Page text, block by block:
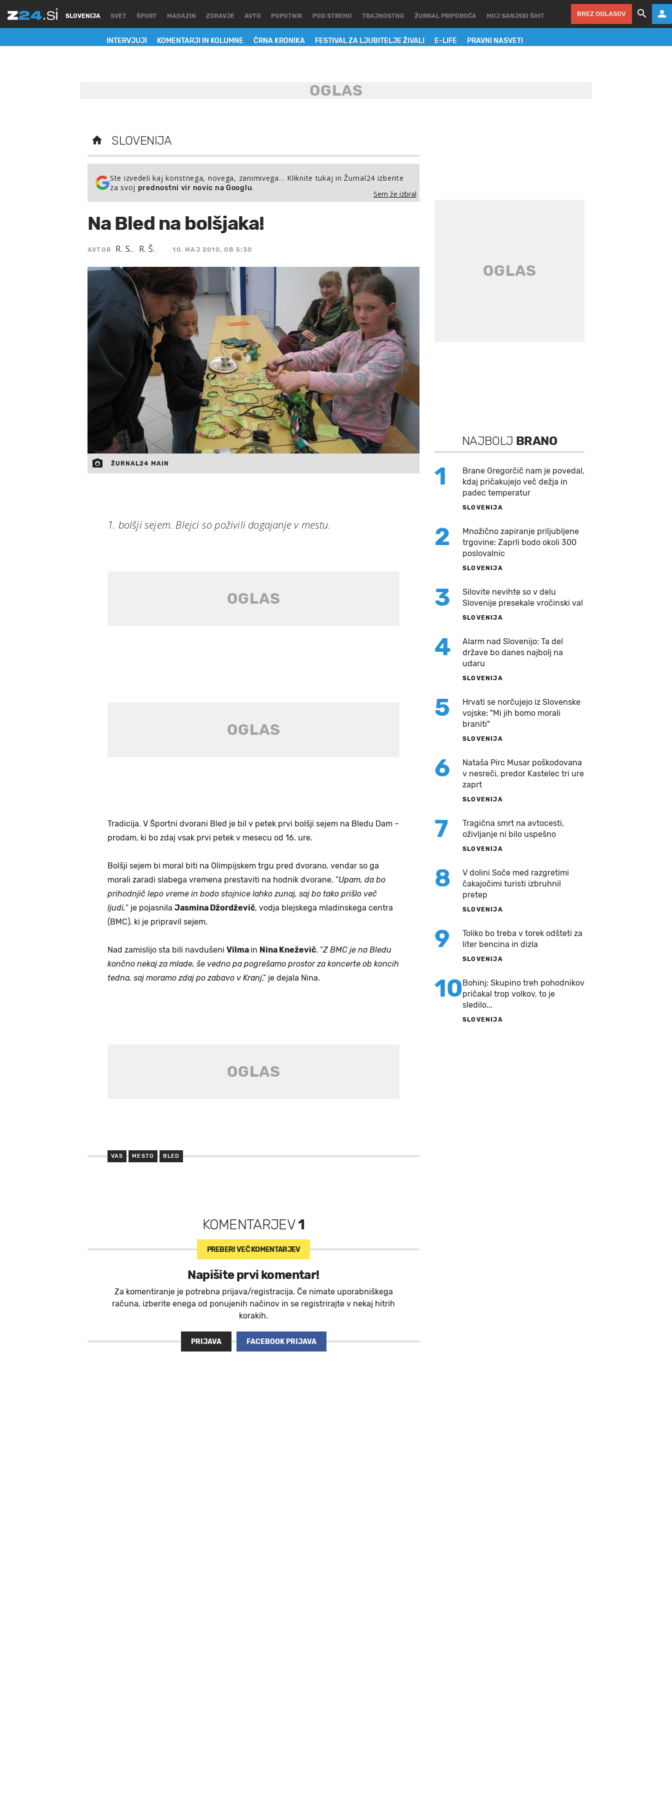
SLOVENIJA
INTERVJUJI KOMENTARJI IN KOLUMNE ČRNA KRONIKA FESTIVAL ZA LJUBITELJE ŽIVALI E-LIFE PRAVNI NASVETI
SVET ŠPORT MAGAZIN ZDRAVJE AVTO POPOTNIK POD STREHO TRAJNOSTNO ŽURNAL PRIPOROČA MOJ SANJSKI ŠIHT BREZ OGLASOV
SLOVENIJA
Ste izvedeli kaj koristnega, novega, zanimivega… Kliknite tukaj in Žurnal24 izberite
za svoj prednostni vir novic na Googlu.
Sem že izbral
Na Bled na bolšjaka!
AVTOR R. S., R. Š. 10. MAJ 2010, OB 5:30
ŽURNAL24 MAIN
1. bolšji sejem. Blejci so poživili dogajanje v mestu.
Tradicija. V Športni dvorani Bled je bil v petek prvi bolšji sejem na Bledu Dam –
prodam, ki bo zdaj vsak prvi petek v mesecu od 16. ure.
Bolšji sejem bi moral biti na Olimpijskem trgu pred dvorano, vendar so ga
morali zaradi slabega vremena prestaviti na hodnik dvorane. “Upam, da bo
prihodnjič lepo vreme in bodo stojnice lahko zunaj, saj bo tako prišlo več
ljudi,” je pojasnila Jasmina Džordževič, vodja blejskega mladinskega centra
(BMC), ki je pripravil sejem.
Nad zamislijo sta bili navdušeni Vilma in Nina Kneževič. “Z BMC je na Bledu
končno nekaj za mlade, še vedno pa pogrešamo prostor za koncerte ob koncih
tedna, saj moramo zdaj po zabavo v Kranj,” je dejala Nina.
VAS MESTO BLED
KOMENTARJEV1
PREBERI VEČ KOMENTARJEV
Napišite prvi komentar!
Za komentiranje je potrebna prijava/registracija. Če nimate uporabniškega
računa, izberite enega od ponujenih načinov in se registrirajte v nekaj hitrih
korakih.
PRIJAVA FACEBOOK PRIJAVA
NAJBOLJ BRANO
1
Brane Gregorčič nam je povedal,
kdaj pričakujejo več dežja in
padec temperatur
SLOVENIJA
2
Množično zapiranje priljubljene
trgovine: Zaprli bodo okoli 300
poslovalnic
SLOVENIJA
3
Silovite nevihte so v delu
Slovenije presekale vročinski val
SLOVENIJA
4
Alarm nad Slovenijo: Ta del
države bo danes najbolj na
udaru
SLOVENIJA
5
Hrvati se norčujejo iz Slovenske
vojske: "Mi jih bomo morali
braniti"
SLOVENIJA
6
Nataša Pirc Musar poškodovana
v nesreči, predor Kastelec tri ure
zaprt
SLOVENIJA
7
Tragična smrt na avtocesti,
oživljanje ni bilo uspešno
SLOVENIJA
8
V dolini Soče med razgretimi
čakajočimi turisti izbruhnil
pretep
SLOVENIJA
9
Toliko bo treba v torek odšteti za
liter bencina in dizla
SLOVENIJA
10Bohinj: Skupino treh pohodnikov
pričakal trop volkov, to je
sledilo...
SLOVENIJA